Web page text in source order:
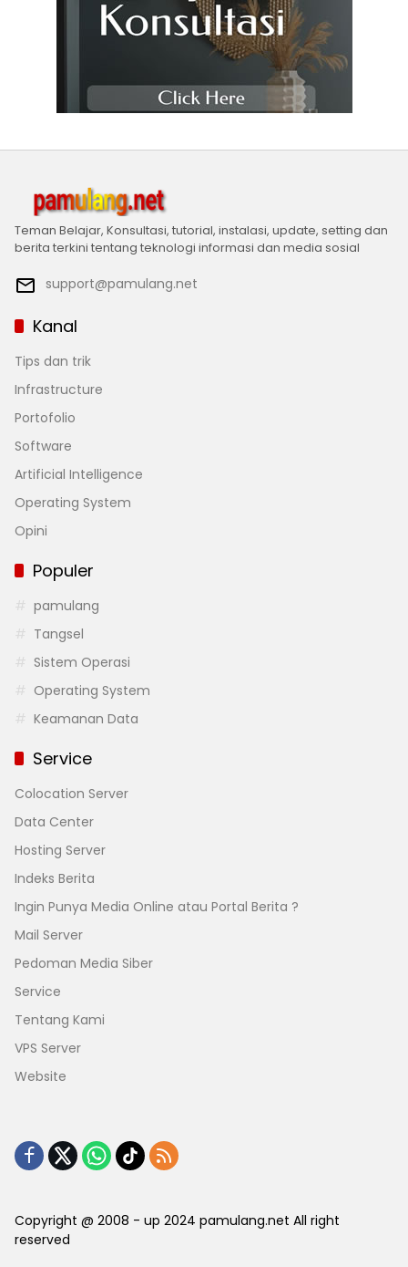
Teman Belajar, Konsultasi, tutorial, instalasi, update, setting dan
berita terkini tentang teknologi informasi dan media sosial
support@pamulang.net
Kanal
Tips dan trik
Infrastructure
Portofolio
Software
Artificial Intelligence
Operating System
Opini
Populer
pamulang
Tangsel
Sistem Operasi
Operating System
Keamanan Data
Service
Colocation Server
Data Center
Hosting Server
Indeks Berita
Ingin Punya Media Online atau Portal Berita ?
Mail Server
Pedoman Media Siber
Service
Tentang Kami
VPS Server
Website
Copyright @ 2008 - up 2024 pamulang.net All right
reserved